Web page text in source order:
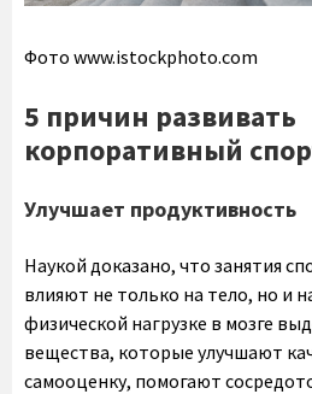
Фото www.istockphoto.com
5 причин развивать
корпоративный
Улучшает продуктивность
Наукой доказано, что занятия
влияют не только на тело, но и
физической нагрузке в мозге
вещества, которые улучшают
самооценку, помогают